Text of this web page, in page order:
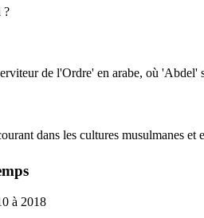
?
de l'Ordre' en arabe, où 'Abdel'
dans les cultures musulmanes et
à 2018